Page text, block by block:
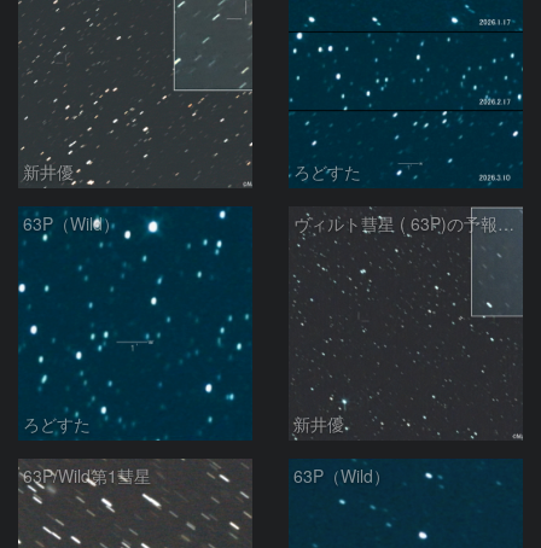
新井優 ろどすた
63P（Wild）
ろどすた
ヴィルト彗星 ( 63P)の予報位置：2026/01/27
新井優
63P/Wild第1彗星 63P（Wild）